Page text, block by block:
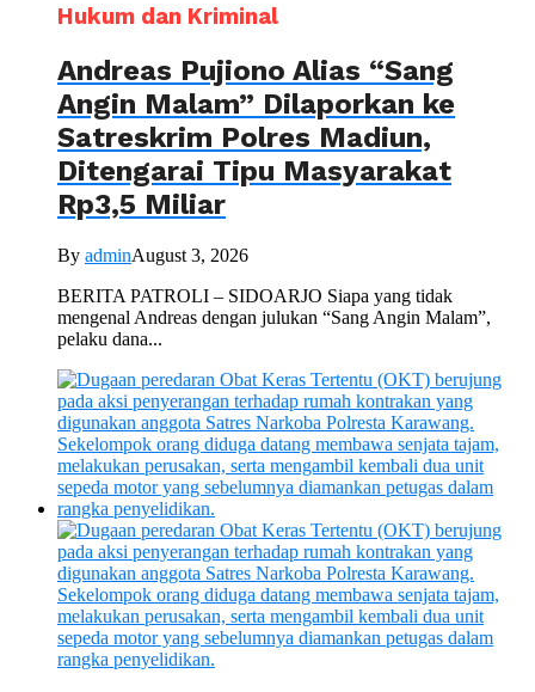
Hukum dan Kriminal
Andreas Pujiono Alias “Sang
Angin Malam” Dilaporkan ke
Satreskrim Polres Madiun,
Ditengarai Tipu Masyarakat
Rp3,5 Miliar
By adminAugust 3, 2026
BERITA PATROLI – SIDOARJO Siapa yang tidak
mengenal Andreas dengan julukan “Sang Angin Malam”,
pelaku dana...